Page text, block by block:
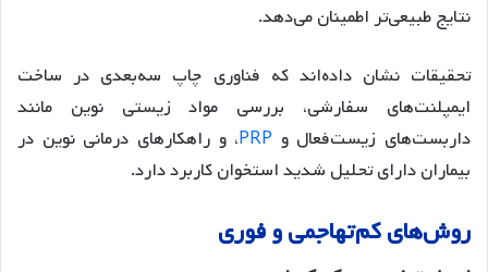
نتایج طبیعی‌تر اطمینان می‌دهد.
تحقیقات نشان داده‌اند که فناوری چاپ سه‌بعدی در ساخت
ایمپلنت‌های سفارشی، بررسی مواد زیستی نوین مانند
داربست‌های زیست‌فعال و PRP، و راهکارهای درمانی نوین در
بیماران دارای تحلیل شدید استخوان کاربرد دارد.
روشهایکمتهاجمیوفوری